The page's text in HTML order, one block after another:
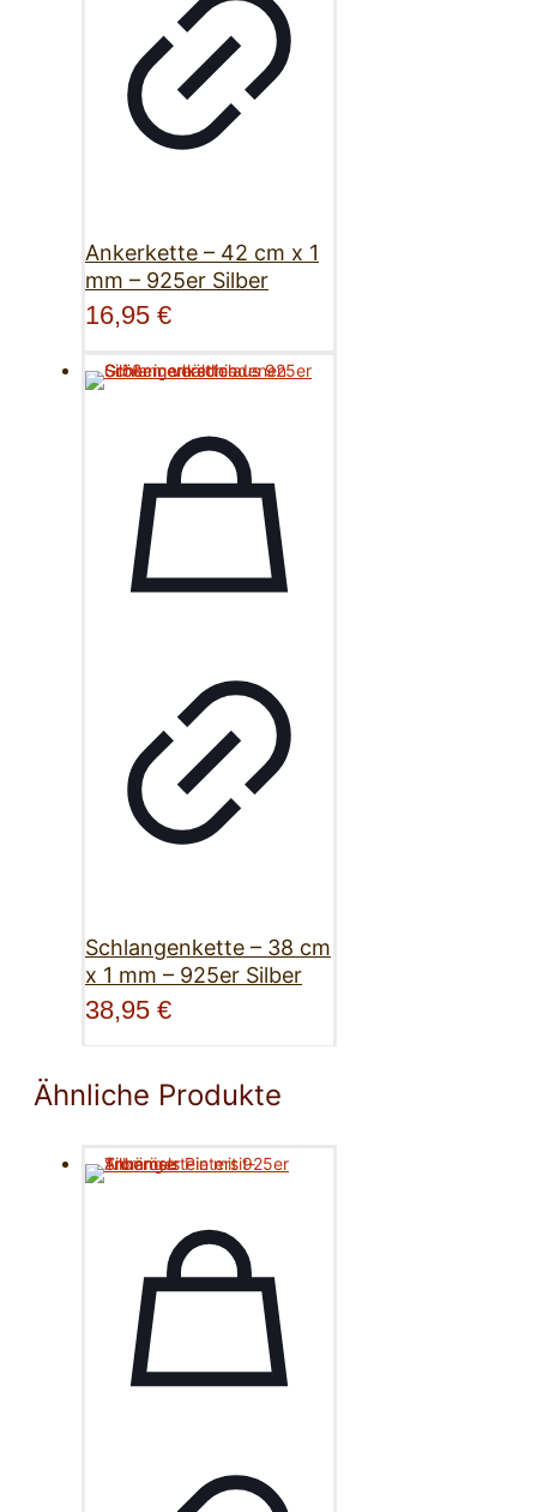
Ankerkette – 42 cm x 1
mm – 925er Silber
16,95 €
Schlangenkette – 38 cm
x 1 mm – 925er Silber
38,95 €
Ähnliche Produkte